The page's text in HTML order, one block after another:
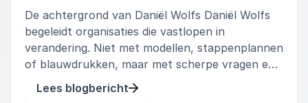
De achtergrond van Daniël Wolfs Daniël Wolfs
begeleidt organisaties die vastlopen in
verandering. Niet met modellen, stappenplannen
of blauwdrukken, maar met scherpe vragen en
filosofische reflectie. In zijn boek De
Veranderfilosoof en in zijn lezingen nodigt hij
Lees blogbericht